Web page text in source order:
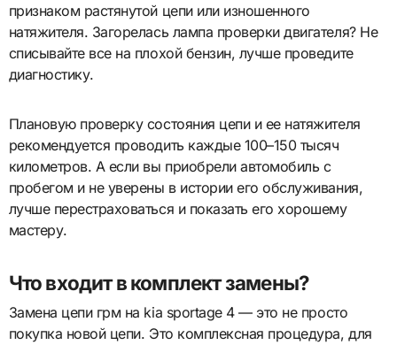
признаком растянутой цепи или изношенного
натяжителя. Загорелась лампа проверки двигателя? Не
списывайте все на плохой бензин, лучше проведите
диагностику.
Плановую проверку состояния цепи и ее натяжителя
рекомендуется проводить каждые 100–150 тысяч
километров. А если вы приобрели автомобиль с
пробегом и не уверены в истории его обслуживания,
лучше перестраховаться и показать его хорошему
мастеру.
Что входит в комплект замены?
Замена цепи грм на kia sportage 4 — это не просто
покупка новой цепи. Это комплексная процедура, для